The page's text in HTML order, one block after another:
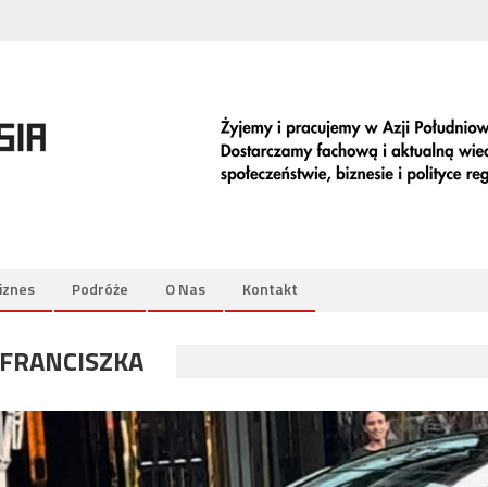
Podróże O Nas Kontakt